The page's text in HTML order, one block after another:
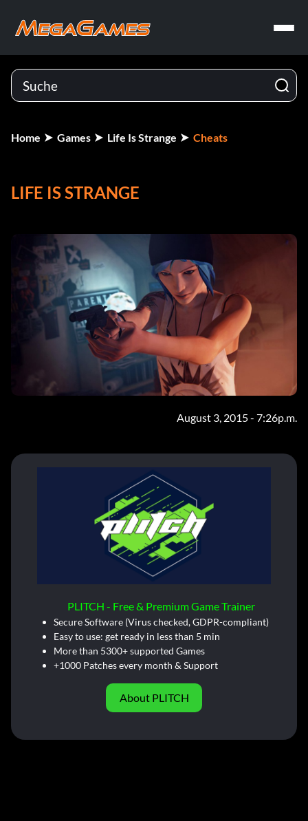
Home Games Life Is Strange Cheats
LIFE IS STRANGE
August 3, 2015 - 7:26p.m.
PLITCH - Free & Premium Game Trainer
Secure Software (Virus checked, GDPR-compliant)
Easy to use: get ready in less than 5 min
More than 5300+ supported Games
+1000 Patches every month & Support
About PLITCH